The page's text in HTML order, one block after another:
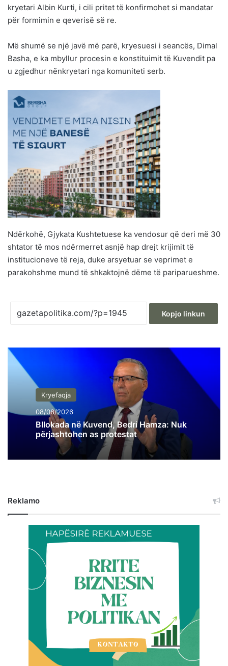
kryetari Albin Kurti, i cili pritet të konfirmohet si mandatar
për formimin e qeverisë së re.
Më shumë se një javë më parë, kryesuesi i seancës, Dimal
Basha, e ka mbyllur procesin e konstituimit të Kuvendit pa
u zgjedhur nënkryetari nga komuniteti serb.
Ndërkohë, Gjykata Kushtetuese ka vendosur që deri më 30
shtator të mos ndërmerret asnjë hap drejt krijimit të
institucioneve të reja, duke arsyetuar se veprimet e
parakohshme mund të shkaktojnë dëme të pariparueshme.
Kopjo linkun
Kryefaqja
08/08/2026
Bllokada në Kuvend, Bedri Hamza: Nuk
përjashtohen as protestat
Reklamo